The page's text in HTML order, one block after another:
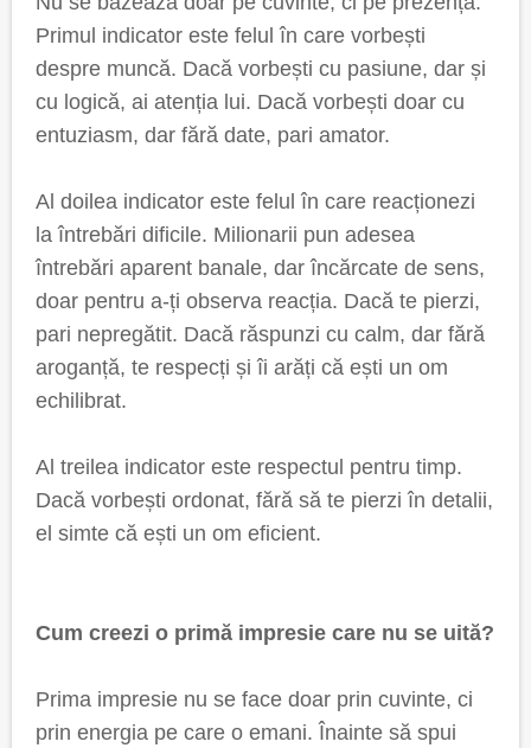
Primul indicator este felul în care vorbești
despre muncă. Dacă vorbești cu pasiune, dar și
cu logică, ai atenția lui. Dacă vorbești doar cu
entuziasm, dar fără date, pari amator.
Al doilea indicator este felul în care reacționezi
la întrebări dificile. Milionarii pun adesea
întrebări aparent banale, dar încărcate de sens,
doar pentru a-ți observa reacția. Dacă te pierzi,
pari nepregătit. Dacă răspunzi cu calm, dar fără
aroganță, te respecți și îi arăți că ești un om
echilibrat.
Al treilea indicator este respectul pentru timp.
Dacă vorbești ordonat, fără să te pierzi în detalii,
el simte că ești un om eficient.
Cum creezi o primă impresie care nu se uită?
Prima impresie nu se face doar prin cuvinte, ci
prin energia pe care o emani. Înainte să spui